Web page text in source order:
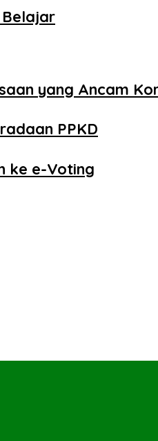
Belajar
yang Ancam
PPKD
ke e-Voting